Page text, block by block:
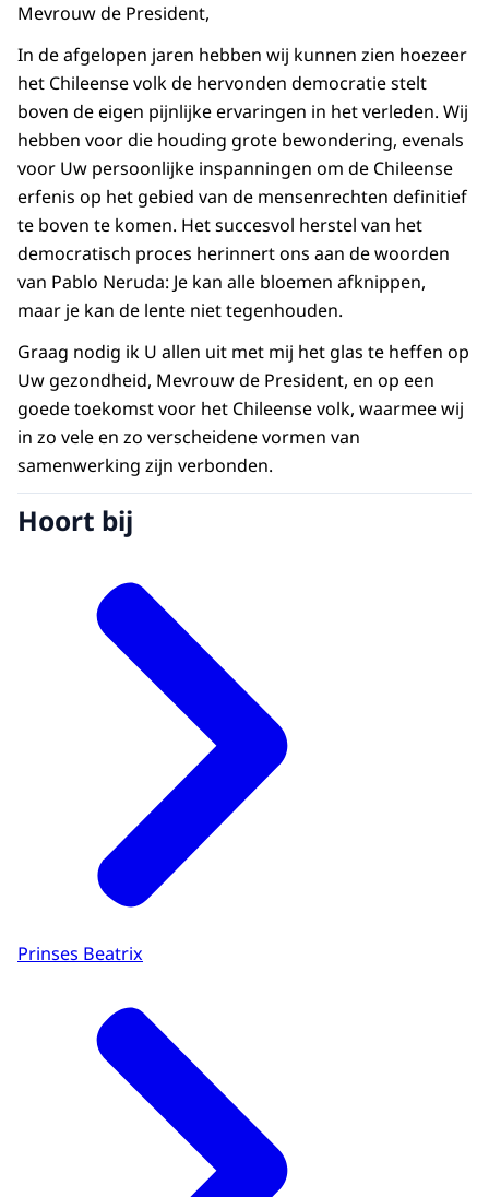
Mevrouw de President,
In de afgelopen jaren hebben wij kunnen zien hoezeer
het Chileense volk de hervonden democratie stelt
boven de eigen pijnlijke ervaringen in het verleden. Wij
hebben voor die houding grote bewondering, evenals
voor Uw persoonlijke inspanningen om de Chileense
erfenis op het gebied van de mensenrechten definitief
te boven te komen. Het succesvol herstel van het
democratisch proces herinnert ons aan de woorden
van Pablo Neruda: Je kan alle bloemen afknippen,
maar je kan de lente niet tegenhouden.
Graag nodig ik U allen uit met mij het glas te heffen op
Uw gezondheid, Mevrouw de President, en op een
goede toekomst voor het Chileense volk, waarmee wij
in zo vele en zo verscheidene vormen van
samenwerking zijn verbonden.
Hoort bij
Prinses Beatrix